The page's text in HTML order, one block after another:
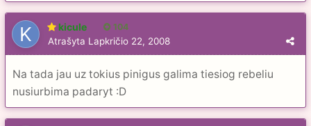
kicule 104
Atrašyta Lapkričio 22, 2008
Na tada jau uz tokius pinigus galima tiesiog rebeliu
nusiurbima padaryt :D